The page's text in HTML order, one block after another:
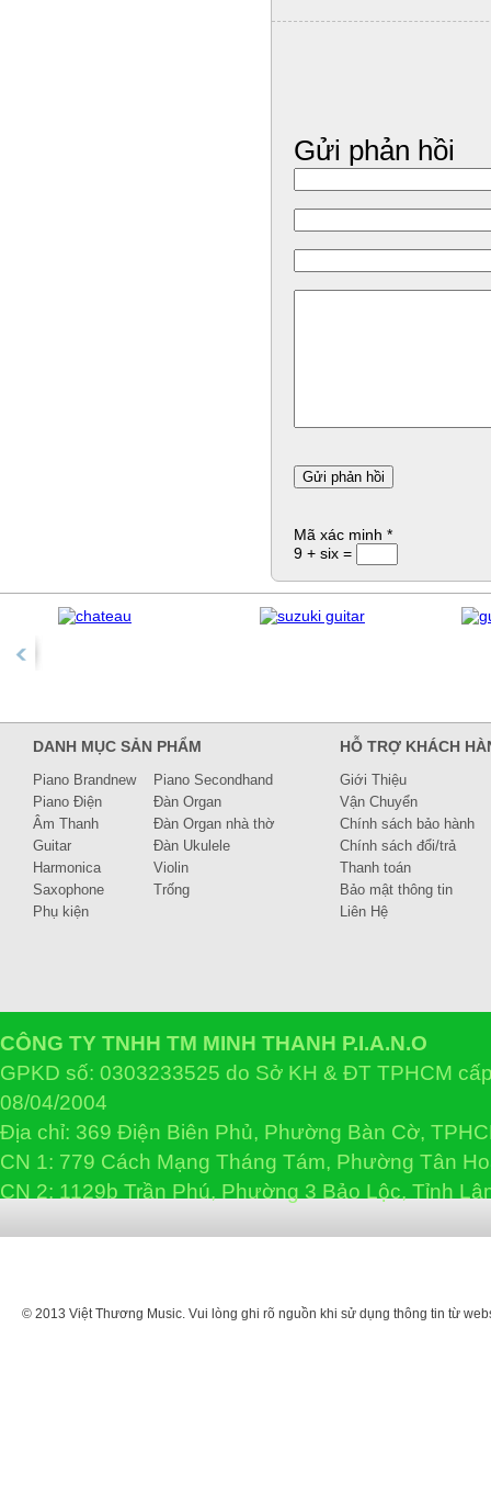
Gửi phản hồi
Mã xác minh *
9 + six =
DANH MỤC SẢN PHẨM
Piano Brandnew
Piano Secondhand
Piano Điện
Đàn Organ
Âm Thanh
Đàn Organ nhà thờ
Guitar
Đàn Ukulele
Harmonica
Violin
Saxophone
Trống
Phụ kiện
HỖ TRỢ KHÁCH
Giới Thiệu
Vận Chuyển
Chính sách bảo hành
Chính sách đổi/trả
Thanh toán
Bảo mật thông tin
Liên Hệ
CÔNG TY TNHH TM MINH THANH P.I.A.N.O
GPKD số: 0303233525 do Sở KH & ĐT TPHCM
08/04/2004
Địa chỉ: 369 Điện Biên Phủ, Phường Bàn Cờ,
CN 1: 779 Cách Mạng Tháng Tám, Phường Tân
CN 2: 1129b Trần Phú, Phường 3 Bảo Lộc, Tỉnh
© 2013 Việt Thương Music. Vui lòng ghi rõ nguồn khi sử dụng thông tin từ